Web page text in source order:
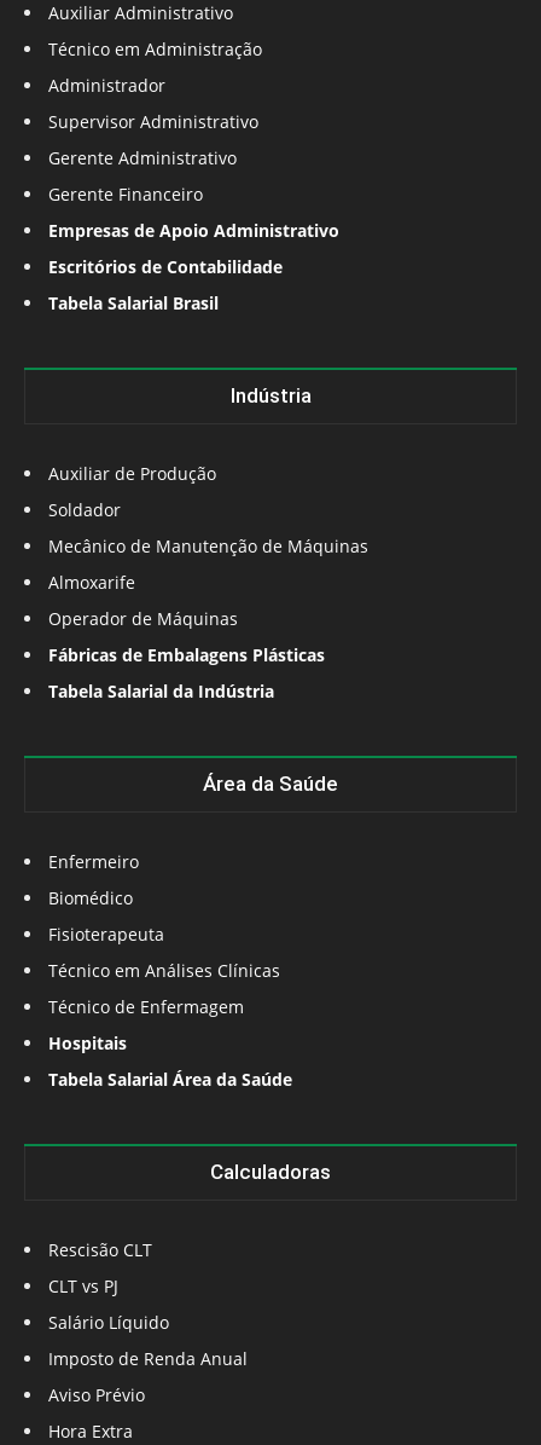
Auxiliar Administrativo
Técnico em Administração
Administrador
Supervisor Administrativo
Gerente Administrativo
Gerente Financeiro
Empresas de Apoio Administrativo
Escritórios de Contabilidade
Tabela Salarial Brasil
Indústria
Auxiliar de Produção
Soldador
Mecânico de Manutenção de Máquinas
Almoxarife
Operador de Máquinas
Fábricas de Embalagens Plásticas
Tabela Salarial da Indústria
Área da Saúde
Enfermeiro
Biomédico
Fisioterapeuta
Técnico em Análises Clínicas
Técnico de Enfermagem
Hospitais
Tabela Salarial Área da Saúde
Calculadoras
Rescisão CLT
CLT vs PJ
Salário Líquido
Imposto de Renda Anual
Aviso Prévio
Hora Extra